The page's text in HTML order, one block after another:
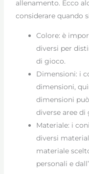
allenamento. Ecco
considerare quando
Colore: è
diversi per
di gioco.
Dimensioni: i
dimensioni,
dimensioni
diverse aree di
Materiale: i
diversi
materiale
personali e